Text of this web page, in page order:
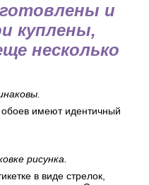
и
куплены,
несколько
обоев имеют идентичный
рисунка.
в виде стрелок,